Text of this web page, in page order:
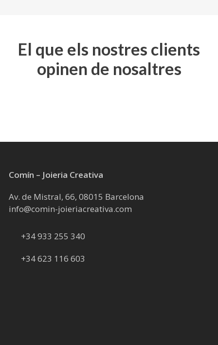
El que els nostres clients
opinen de nosaltres
Comín – Joieria Creativa
Av. de Mistral, 66, 08015 Barcelona
info@comin-joieriacreativa.com
+34 933 255 340
+34 623 116 603